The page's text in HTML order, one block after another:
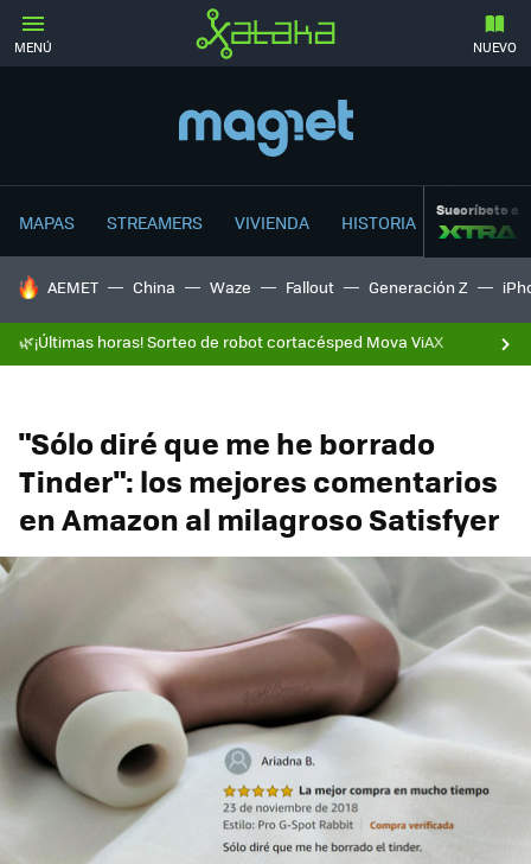
MENÚ NUEVO
MAPAS STREAMERS VIVIENDA HISTORIA Suscríbete a
HOY SE HABLA DE
AEMET China Waze Fallout Generación Z
🌿¡Últimas horas! Sorteo de robot cortacésped Mova ViAX
"Sólo diré que me he borrado
Tinder": los mejores comentarios
en Amazon al milagroso Satisfyer